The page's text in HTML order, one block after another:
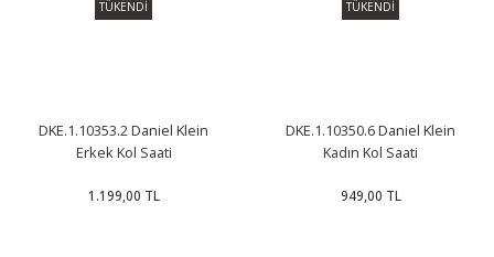
TÜKENDİ
DKE.1.10353.2 Daniel Klein
Erkek Kol Saati
1.199,00 TL
TÜKENDİ
DKE.1.10350.6 Daniel Klein
Kadın Kol Saati
949,00 TL